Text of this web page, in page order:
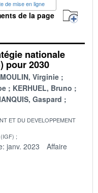
de mise en ligne
de la page
nationale
pour 2030
Virginie
KERHUEL, Bruno
Gaspard
ET DU DEVELOPPEMENT
janv. 2023
Affaire